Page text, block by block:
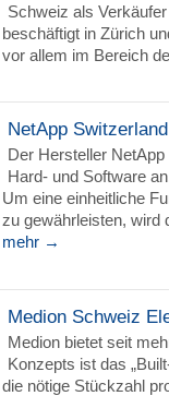
Schweiz als
beschäftigt in Zürich
vor allem im Bereich
NetApp
Der Hersteller
Hard- und Software
Um eine einheitliche
zu gewährleisten, wird
mehr →
Medion Schweiz
Medion bietet seit
Konzepts ist das
die nötige Stückzahl